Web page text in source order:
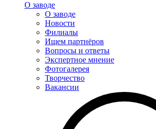
О заводе
О заводе
Новости
Филиалы
Ищем партнёров
Вопросы и ответы
Экспертное мнение
Фотогалерея
Творчество
Вакансии